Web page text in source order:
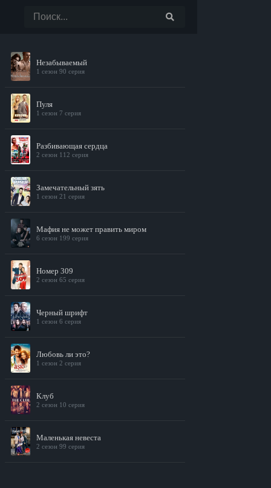
Незабываемый
1 сезон 90 серия
Пуля
1 сезон 7 серия
Разбивающая сердца
2 сезон 112 серия
Замечательный зять
1 сезон 21 серия
Мафия не может править миром
6 сезон 199 серия
Номер 309
2 сезон 65 серия
Черный шрифт
1 сезон 6 серия
Любовь ли это?
1 сезон 2 серия
Клуб
2 сезон 10 серия
Маленькая невеста
2 сезон 99 серия